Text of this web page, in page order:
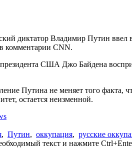
диктатор Владимир Путин
комментарии CNN.
США Джо Байдена
Путина не меняет того
остается неизменной.
, Путин, оккупация, русские
текст и нажмите